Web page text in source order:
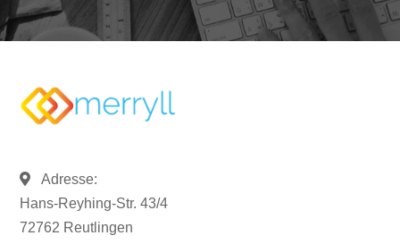
Adresse:
Hans-Reyhing-Str. 43/4
72762 Reutlingen